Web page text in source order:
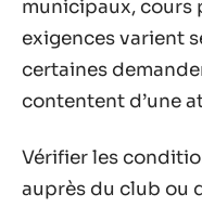
municipaux, cours
exigences varient
certaines
contentent d’une
Vérifier les
auprès du club ou